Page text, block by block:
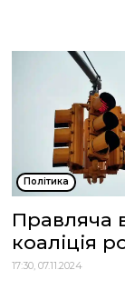
Політика
Правляча
коаліція
17:30, 07.11.2024